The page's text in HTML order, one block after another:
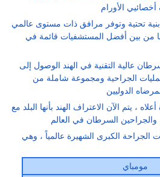
تحتية وتوفر مرافق ذات مستوى عالمي
من بين أفضل المستشفيات قائمة في
عالية التقنية في الهند الوصول إلى
الجراحية ومجموعة شاملة من
، يتم الآن الاعتراف الهند بأنها البلد مع
مومباي